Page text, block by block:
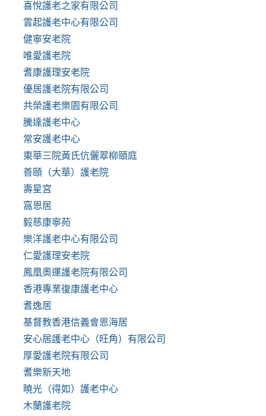
喜悅護老之家有限公司
雲起護老中心有限公司
健寧安老院
唯愛護老院
耆康護理安老院
優居護老院有限公司
共榮護老樂園有限公司
騰達護老中心
常安護老中心
東華三院黃氏伉儷翠柳頤庭
善頤（大華）護老院
壽星宮
窩恩居
毅慈康寧苑
樂洋護老中心有限公司
仁愛護理安老院
鳳凰奧運護老院有限公司
香港專業復康護老中心
耆逸居
基督教香港信義會恩海居
安心居護老中心（旺角）有限公司
厚愛護老院有限公司
耆樂新天地
曉光（得如）護老中心
木蘭護老院